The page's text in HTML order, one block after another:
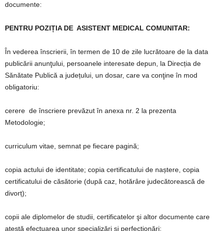
documente:
PENTRU POZIȚIA DE ASISTENT MEDICAL COMUNITAR:
În vederea înscrierii, în termen de 10 de zile lucrătoare de la data
publicării anunţului, persoanele interesate depun, la Direcția de
Sănătate Publică a județului, un dosar, care va conţine în mod
obligatoriu:
cerere de înscriere prevăzut în anexa nr. 2 la prezenta
Metodologie;
curriculum vitae, semnat pe fiecare pagină;
copia actului de identitate; copia certificatului de naștere, copia
certificatului de căsătorie (după caz, hotărâre judecătorească de
divorț);
copii ale diplomelor de studii, certificatelor şi altor documente care
atestă efectuarea unor specializări şi perfecţionări;